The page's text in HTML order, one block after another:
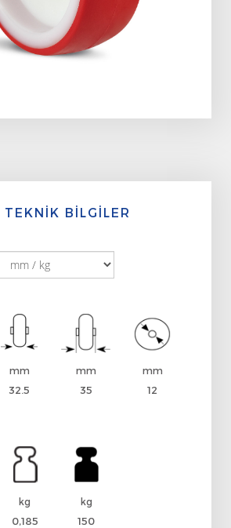
TEKNİK BİLGİLER
mm
32.5
mm
35
mm
12
kg
0,185
kg
150